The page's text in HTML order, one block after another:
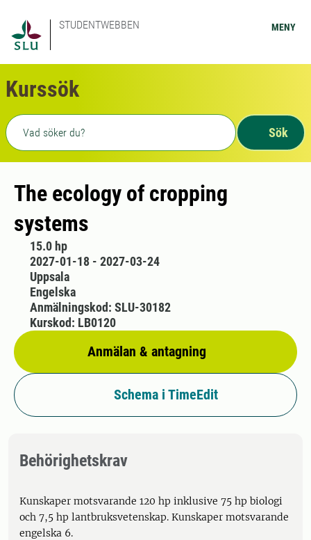
STUDENTWEBBEN MENY
Kurssök
Fritext sökning
Sök
The ecology of cropping
systems
15.0 hp
2027-01-18 - 2027-03-24
Uppsala
Engelska
Anmälan & antagning
Anmälningskod: SLU-30182
Kurskod: LB0120
Schema i TimeEdit
Behörighetskrav
Kunskaper motsvarande 120 hp inklusive 75 hp biologi
och 7,5 hp lantbruksvetenskap. Kunskaper motsvarande
engelska 6.